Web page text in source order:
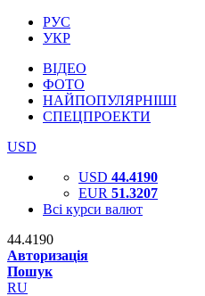
РУС
УКР
ВІДЕО
ФОТО
НАЙПОПУЛЯРНІШІ
СПЕЦПРОЕКТИ
USD
USD 44.4190
EUR 51.3207
Всі курси валют
44.4190
Авторизація
Пошук
RU